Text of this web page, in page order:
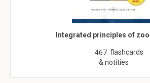
Integrated principles of
467 flashcards
& notities